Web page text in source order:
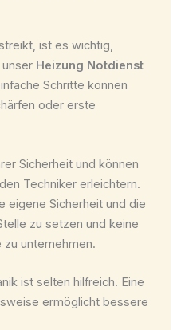
ist es wichtig,
Heizung Notdienst
Schritte können
oder erste
Sicherheit und können
Techniker erleichtern.
eigene Sicherheit und die
zu setzen und keine
unternehmen.
ist selten hilfreich. Eine
ermöglicht bessere